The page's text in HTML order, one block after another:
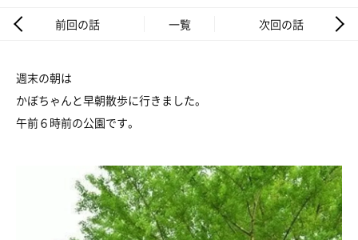
前回の話 一覧 次回の話
週末の朝は
かぼちゃんと早朝散歩に行きました。
午前６時前の公園です。